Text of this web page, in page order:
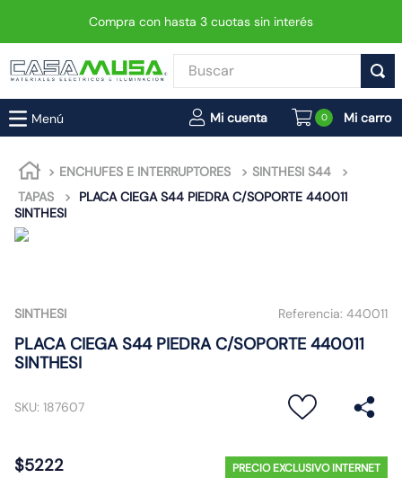
Compra con hasta 3 cuotas sin interés
Buscar
0
ENCHUFES E INTERRUPTORES
SINTHESI S44
TAPAS
PLACA CIEGA S44 PIEDRA C/SOPORTE 440011
SINTHESI
SINTHESI Referencia: 440011
PLACA CIEGA S44 PIEDRA C/SOPORTE 440011
SINTHESI
SKU: 187607
$5222 PRECIO EXCLUSIVO INTERNET
TÉRMINOS MÁS BUSCADOS
1.
enchufe
2.
interruptor
3.
foco
foco led
8.
ampolleta
proyector led